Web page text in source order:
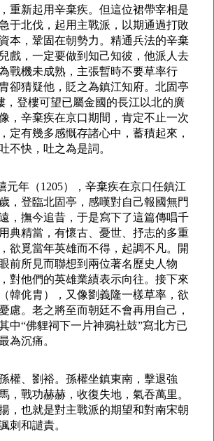
重新起用辛棄疾。但這位裙帶宰相是
于北伐，起用主戰派，以期通過打敗
本，鞏固在朝勢力。精通兵法的辛棄
戲，一定要做到知己知彼，他派人去
戰機未成熟，主張暫時不要草率行
卻猜疑他，貶之為鎮江知府。北固亭
，登樓可望已屬金國的長江以北的廣
，辛棄疾在京口期間，肯定不止一次
定有幾多感慨存諸心中，蓄積起來，
不快，吐之為是詞。
年（1205），辛棄疾在京口任鎮江
，登臨北固亭，感嘆對自己報國無門
，撫今追昔，于是寫下了這篇傳唱千
典精當，有懷古、憂世、抒志的多重
欲覓當年英雄而不得，起調不凡。開
前所見而聯想到兩位著名歷史人物
他們的英雄業績表示向往。接下來
韓侂胄），又像劉義隆一樣草率，欲
慮。老之將至而朝廷不會再用自己，
中“佛貍祠下一片神鴉社鼓”寫北方已
為沉痛。
、劉裕。孫權坐鎮東南，擊退強
，戰功赫赫，收復失地，氣吞萬里。
，也就是對主戰派的期望和對南宋朝
刺和譴責。